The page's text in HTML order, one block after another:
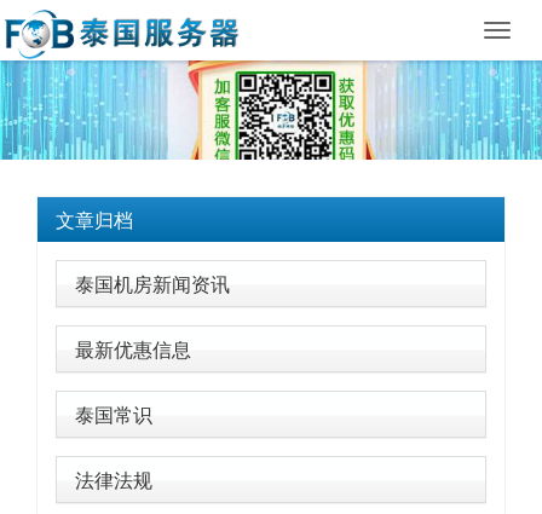
文章归档
泰国机房新闻资讯
最新优惠信息
泰国常识
法律法规